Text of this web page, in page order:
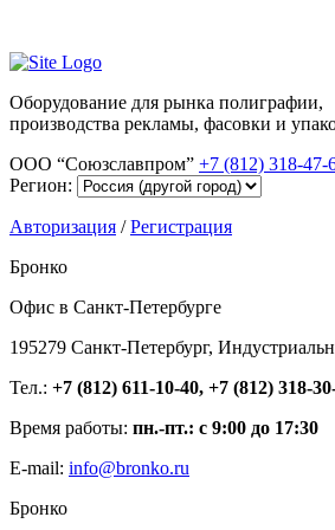
Оборудование для рынка полиграфии,
производства рекламы, фасовки и
ООО “Союзславпром” +7 (812) 318-47-
Регион:
Авторизация /Регистрация
Бронко
Офис в Санкт-Петербурге
195279 Санкт-Петербург,
Тел.: +7 (812) 611-10-40, +7 (812) 318-
Время работы: пн.-пт.: с 9:00 до 17:30
E-mail: info@bronko.ru
Бронко